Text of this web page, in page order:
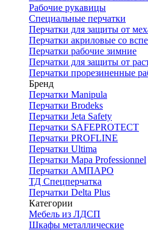
Рабочие рукавицы
Специальные перчатки
Перчатки для защиты от
Перчатки акриловые со
Перчатки рабочие зимние
Перчатки для защиты от
Перчатки прорезиненные
Бренд
Перчатки Manipula
Перчатки Brodeks
Перчатки Jeta Safety
Перчатки SAFEPROTECT
Перчатки PROFLINE
Перчатки Ultima
Перчатки Мара Professionnel
Перчатки АМПАРО
ТД Спецперчатка
Перчатки Delta Plus
Категории
Мебель из ЛДСП
Шкафы металлические